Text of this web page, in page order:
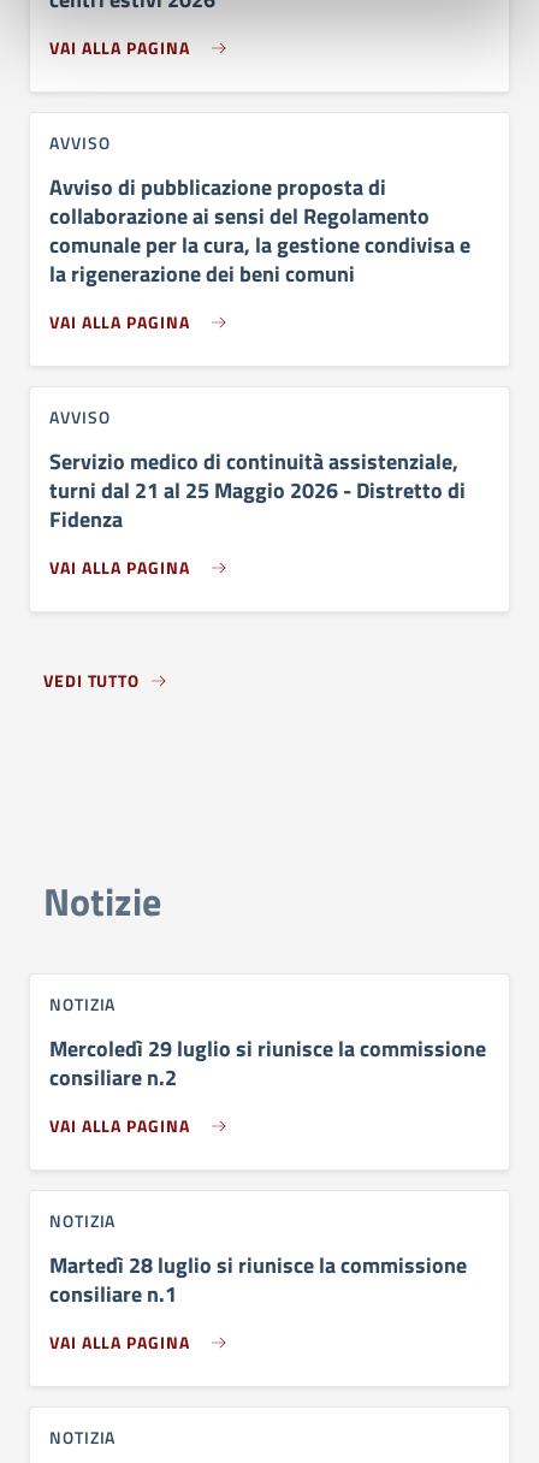
VAI ALLA PAGINA
AVVISO
Avviso di pubblicazione proposta di
collaborazione ai sensi del Regolamento
comunale per la cura, la gestione condivisa e
la rigenerazione dei beni comuni
VAI ALLA PAGINA
AVVISO
Servizio medico di continuità assistenziale,
turni dal 21 al 25 Maggio 2026 - Distretto di
Fidenza
VAI ALLA PAGINA
VEDI TUTTO
Notizie
NOTIZIA
Mercoledì 29 luglio si riunisce la commissione
consiliare n.2
VAI ALLA PAGINA
NOTIZIA
Martedì 28 luglio si riunisce la commissione
consiliare n.1
VAI ALLA PAGINA
NOTIZIA